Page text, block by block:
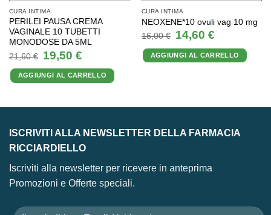
CURA INTIMA
PERILEI PAUSA CREMA
VAGINALE 10 TUBETTI
MONODOSE DA 5ML
21,60€
Il
prezzo
originale
era:
21,60 €.
19,50 €Il
prezzo
attuale
è:
19,50 €.
AGGIUNGI AL CARRELLO
CURA INTIMA
NEOXENE*10 ovuli vag 10 mg
16,00€
Il
prezzo
originale
era:
16,00 €.
14,60 €Il
prezzo
attuale
è:
14,60 €.
AGGIUNGI AL CARRELLO
ISCRIVITI ALLA NEWSLETTER DELLA FARMACIA
RICCIARDIELLO
Iscriviti alla newsletter per ricevere in anteprima
Promozioni e Offerte speciali.